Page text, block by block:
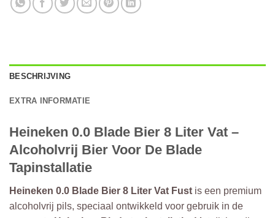
BESCHRIJVING
EXTRA INFORMATIE
Heineken 0.0 Blade Bier 8 Liter Vat –
Alcoholvrij Bier Voor De Blade
Tapinstallatie
Heineken 0.0 Blade Bier 8 Liter Vat Fust is een premium
alcoholvrij pils, speciaal ontwikkeld voor gebruik in de